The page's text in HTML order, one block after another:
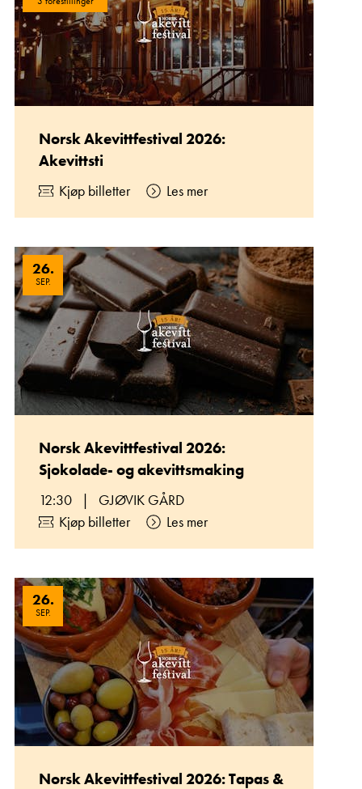
Norsk Akevittfestival 2026:
Akevittsti
Kjøp billetter Les mer
26.
SEP.
Norsk Akevittfestival 2026:
Sjokolade- og akevittsmaking
12:30 |
GJØVIK GÅRD
Kjøp billetter
Les mer
26.
SEP.
Norsk Akevittfestival 2026: Tapas &